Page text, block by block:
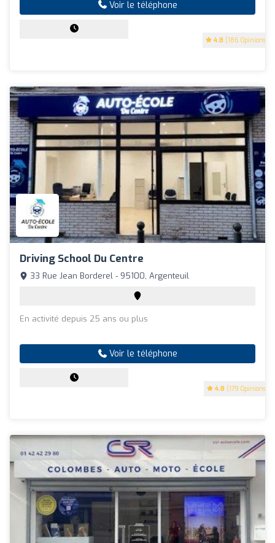
4.8 (186 Opinions)
Voir le téléphone
Driving School Du Centre
4.8 (179 Opinions)
33 Rue Jean Borderel - 95100, Argenteuil
En activité depuis 25 ans ou plus
Voir le téléphone